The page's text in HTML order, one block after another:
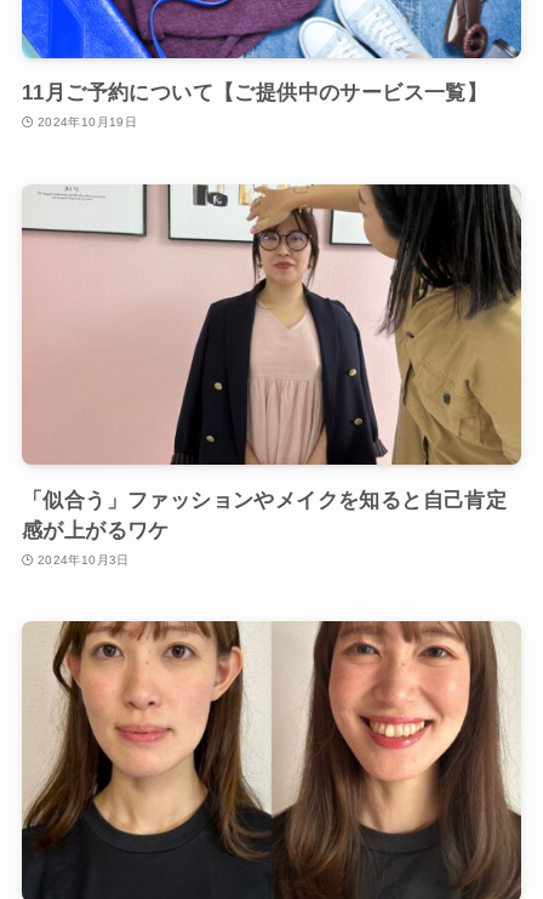
11月ご予約について【ご提供中のサービス一覧】
2024年10月19日
「似合う」ファッションやメイクを知ると自己肯定
感が上がるワケ
2024年10月3日